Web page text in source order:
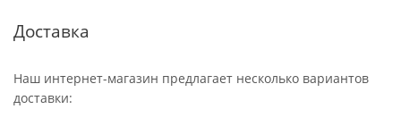
Доставка
Наш интернет-магазин предлагает несколько вариантов
доставки: